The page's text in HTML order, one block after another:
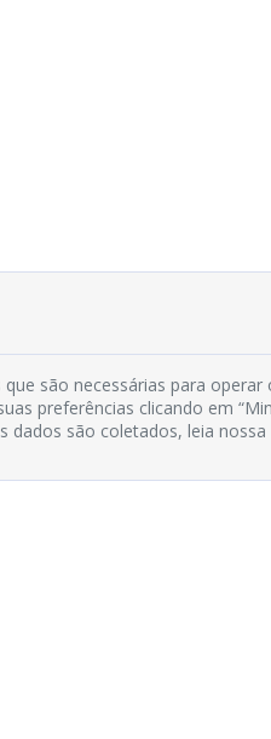
são necessárias para
preferências clicando em
dados são coletados, leia nossa